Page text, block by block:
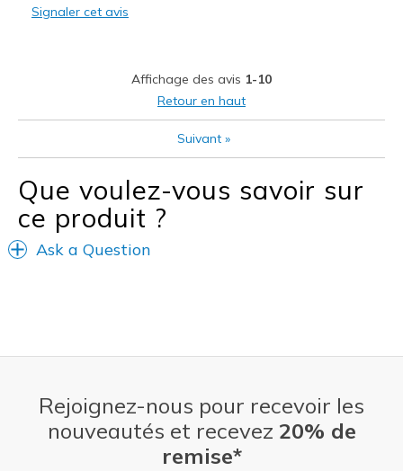
Wash beautifully; I air dry them
THAT I DON'T HAVE 2 PAIRS!
Les meilleures utilisations
Casual Wear
Going Out
Special Occasions
Width
Feels true to width
Feels true to size
I'm Really Into Shoes
Signaler cet avis
Affichage des avis 1-10
Retour en haut
Suivant »
Que voulez-vous savoir sur
ce produit ?
Ask a Question
Rejoignez-nous pour recevoir les
nouveautés et recevez 20% de
remise*